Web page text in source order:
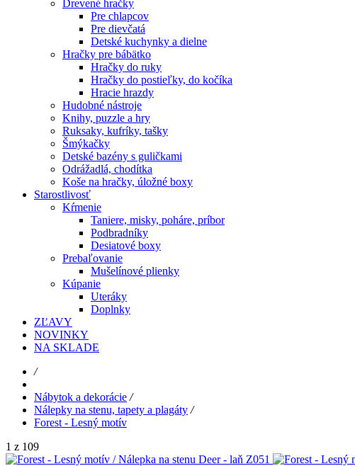
Drevené hračky
Pre chlapcov
Pre dievčatá
Detské kuchynky a dielne
Hračky pre bábätko
Hračky do ruky
Hračky do postieľky, do kočíka
Hracie hrazdy
Hudobné nástroje
Knihy, puzzle a hry
Ruksaky, kufríky, tašky
Šmýkačky
Detské bazény s guličkami
Odrážadlá, chodítka
Koše na hračky, úložné boxy
Starostlivosť
Kŕmenie
Taniere, misky, poháre, príbor
Podbradníky
Desiatové boxy
Prebaľovanie
Mušelínové plienky
Kúpanie
Uteráky
Doplnky
ZĽAVY
NOVINKY
NA SKLADE
/
Nábytok a dekorácie /
Nálepky na stenu, tapety a plagáty /
Forest - Lesný motív
1 z 109